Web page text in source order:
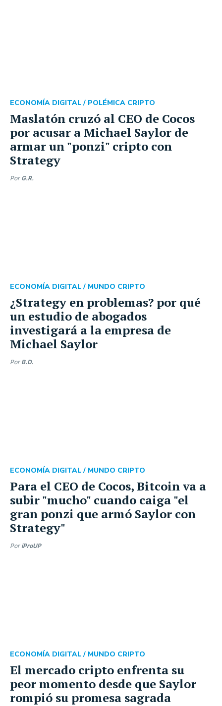
Maslatón cruzó al CEO de Cocos
por acusar a Michael Saylor de
armar un "ponzi" cripto con
Strategy
ECONOMÍA DIGITAL / POLÉMICA CRIPTO
Por G.R.
¿Strategy en problemas? por qué
un estudio de abogados
investigará a la empresa de
Michael Saylor
ECONOMÍA DIGITAL / MUNDO CRIPTO
Por B.D.
Para el CEO de Cocos, Bitcoin va a
subir "mucho" cuando caiga "el
gran ponzi que armó Saylor con
Strategy"
ECONOMÍA DIGITAL / MUNDO CRIPTO
Por iProUP
El mercado cripto enfrenta su
peor momento desde que Saylor
rompió su promesa sagrada
ECONOMÍA DIGITAL / MUNDO CRIPTO